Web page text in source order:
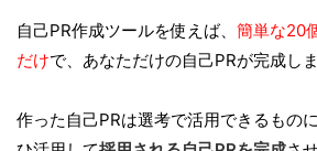
自己PR作成ツールを使えば、 簡単な20
だけで、あなただけの自己PRが完成しま
作った自己PRは選考で活用できるもの